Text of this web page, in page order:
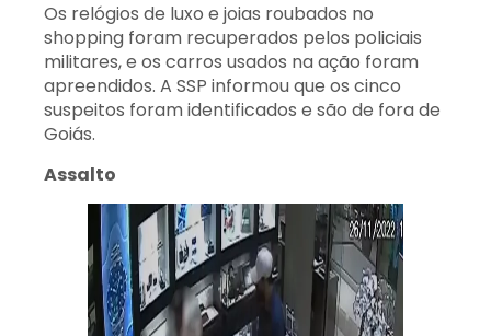
Os relógios de luxo e joias roubados no
shopping foram recuperados pelos policiais
militares, e os carros usados na ação foram
apreendidos. A SSP informou que os cinco
suspeitos foram identificados e são de fora de
Goiás.
Assalto